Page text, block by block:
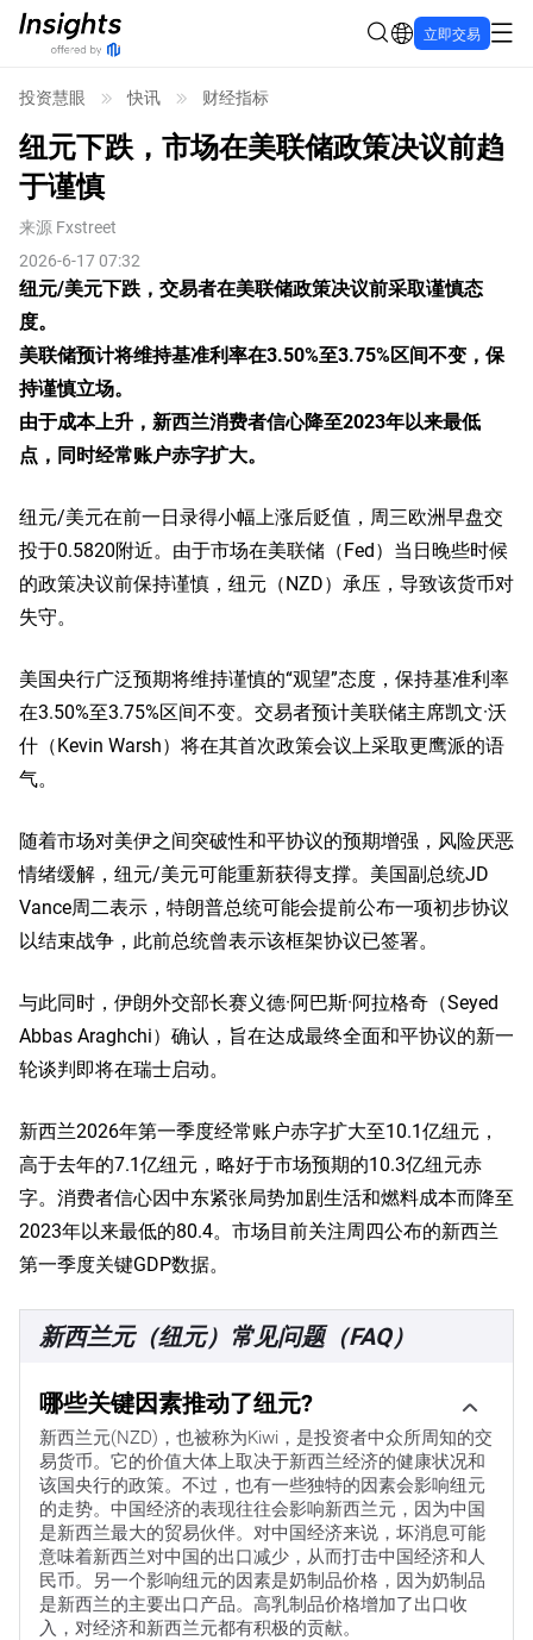
立即交易
投资慧眼 快讯 财经指标
纽元下跌，市场在美联储政策决议前趋
于谨慎
来源 Fxstreet
2026-6-17 07:32
纽元/美元下跌，交易者在美联储政策决议前采取谨慎态
度。
美联储预计将维持基准利率在3.50%至3.75%区间不变，保
持谨慎立场。
由于成本上升，新西兰消费者信心降至2023年以来最低
点，同时经常账户赤字扩大。
纽元/美元在前一日录得小幅上涨后贬值，周三欧洲早盘交
投于0.5820附近。由于市场在美联储（Fed）当日晚些时候
的政策决议前保持谨慎，纽元（NZD）承压，导致该货币对
失守。
美国央行广泛预期将维持谨慎的“观望”态度，保持基准利率
在3.50%至3.75%区间不变。交易者预计美联储主席凯文·沃
什（Kevin Warsh）将在其首次政策会议上采取更鹰派的语
气。
随着市场对美伊之间突破性和平协议的预期增强，风险厌恶
情绪缓解，纽元/美元可能重新获得支撑。美国副总统JD
Vance周二表示，特朗普总统可能会提前公布一项初步协议
以结束战争，此前总统曾表示该框架协议已签署。
与此同时，伊朗外交部长赛义德·阿巴斯·阿拉格奇（Seyed
Abbas Araghchi）确认，旨在达成最终全面和平协议的新一
轮谈判即将在瑞士启动。
新西兰2026年第一季度经常账户赤字扩大至10.1亿纽元，
高于去年的7.1亿纽元，略好于市场预期的10.3亿纽元赤
字。消费者信心因中东紧张局势加剧生活和燃料成本而降至
2023年以来最低的80.4。市场目前关注周四公布的新西兰
第一季度关键GDP数据。
新西兰元（纽元）常见问题（FAQ）
哪些关键因素推动了纽元?
新西兰元(NZD)，也被称为Kiwi，是投资者中众所周知的交
易货币。它的价值大体上取决于新西兰经济的健康状况和
该国央行的政策。不过，也有一些独特的因素会影响纽元
的走势。中国经济的表现往往会影响新西兰元，因为中国
是新西兰最大的贸易伙伴。对中国经济来说，坏消息可能
意味着新西兰对中国的出口减少，从而打击中国经济和人
民币。另一个影响纽元的因素是奶制品价格，因为奶制品
是新西兰的主要出口产品。高乳制品价格增加了出口收
入，对经济和新西兰元都有积极的贡献。